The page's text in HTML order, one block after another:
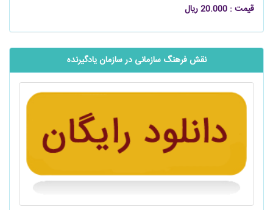
قیمت : 20.000 ریال
نقش فرهنگ سازمانی در سازمان یادگیرنده